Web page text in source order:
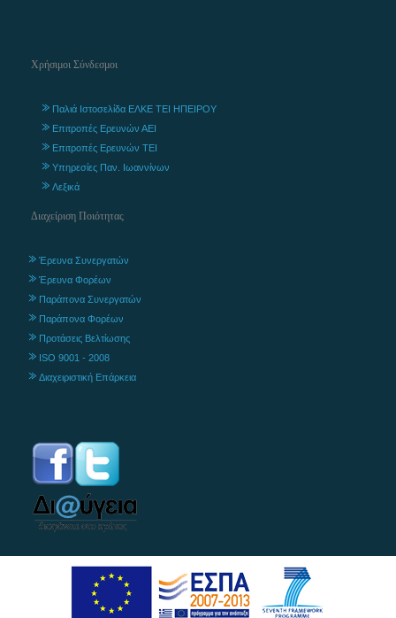
Χρήσιμοι Σύνδεσμοι
Παλιά Ιστοσελίδα ΕΛΚΕ ΤΕΙ ΗΠΕΙΡΟΥ
Επιτροπές Ερευνών ΑΕΙ
Επιτροπές Ερευνών ΤΕΙ
Υπηρεσίες Παν. Ιωαννίνων
Λεξικά
Διαχείριση Ποιότητας
Έρευνα Συνεργατών
Έρευνα Φορέων
Παράπονα Συνεργατών
Παράπονα Φορέων
Προτάσεις Βελτίωσης
ISO 9001 - 2008
Διαχειριστική Επάρκεια